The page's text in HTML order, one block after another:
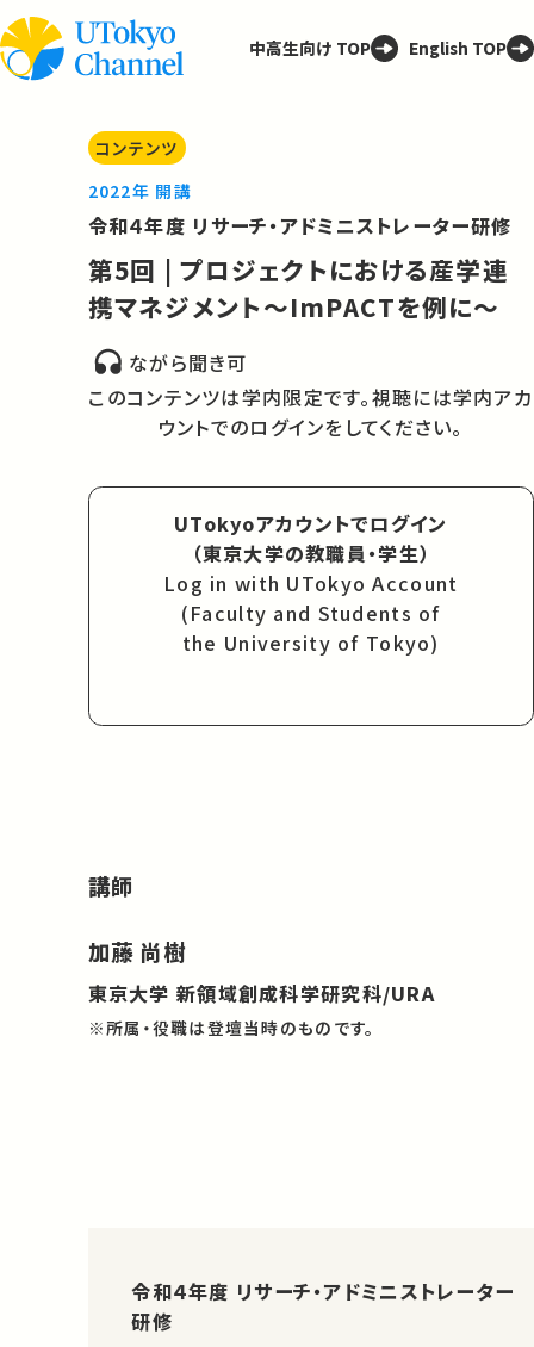
中高生向け TOP English TOP
コンテンツ
2022年 開講
令和４年度 リサーチ・アドミニストレーター研修
第5回 | プロジェクトにおける産学連
携マネジメント～ImPACTを例に～
ながら聞き可
このコンテンツは学内限定です。視聴には学内アカ
ウントでのログインをしてください。
UTokyoアカウントでログイン
（東京大学の教職員・学生）
Log in with UTokyo Account
(Faculty and Students of
the University of Tokyo)
講師
加藤 尚樹
東京大学 新領域創成科学研究科/URA
※所属・役職は登壇当時のものです。
令和４年度 リサーチ・アドミニストレーター
研修